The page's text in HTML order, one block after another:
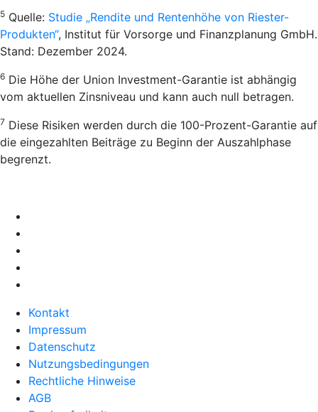
5 Quelle: Studie „Rendite und Rentenhöhe von Riester-
Produkten“, Institut für Vorsorge und Finanzplanung GmbH.
Stand: Dezember 2024.
6 Die Höhe der Union Investment-Garantie ist abhängig
vom aktuellen Zinsniveau und kann auch null betragen.
7 Diese Risiken werden durch die 100-Prozent-Garantie auf
die eingezahlten Beiträge zu Beginn der Auszahlphase
begrenzt.
Kontakt
Impressum
Datenschutz
Nutzungsbedingungen
Rechtliche Hinweise
AGB